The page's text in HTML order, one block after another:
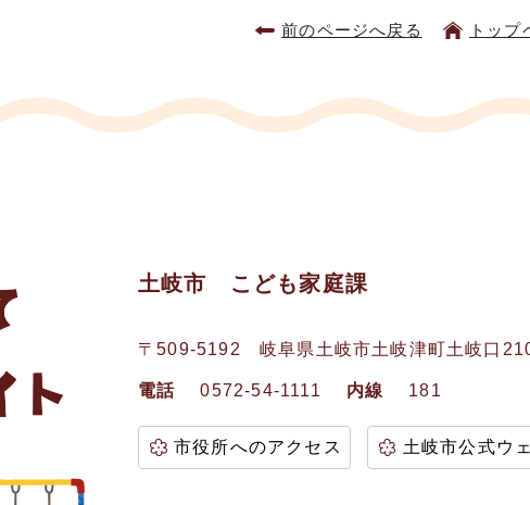
前のページへ戻る トップ
土岐市 こども家庭課
〒509-5192 岐阜県土岐市土岐津町土岐口
電話 0572-54-1111 内線 181
市役所へのアクセス 土岐市公式ウ